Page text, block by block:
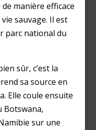
manière efficace
sauvage. Il est
parc national du
sûr, c’est la
sa source en
Elle coule ensuite
Botswana,
sur une